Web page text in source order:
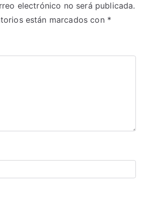
electrónico no será publicada.
están marcados con *